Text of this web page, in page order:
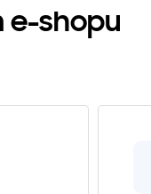
e-shopu